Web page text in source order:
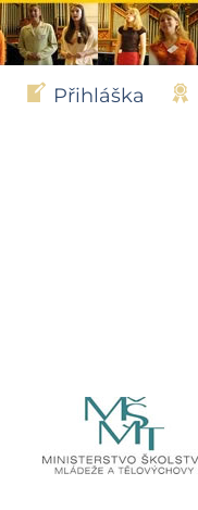
Přihláška